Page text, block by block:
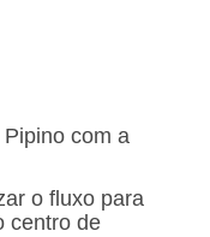
com a
o fluxo para
centro de